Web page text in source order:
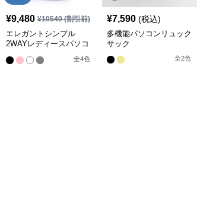
¥9,480 ¥10540(割引前)
エレガントシンプル
2WAYレディースパソコ
全4色
¥7,590 (税込)
多機能パソコンリュック
サック
全2色